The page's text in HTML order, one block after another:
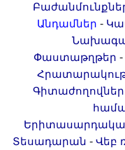
«Գիտություն» թերթ
«Գիտության
հանդես
Հրապարակումներ
մամուլում
Հոբելյաններ
Անդամներ -
Փաստաթղթեր -
Գիտաժողովներ
Տեսադարան - Վեբ